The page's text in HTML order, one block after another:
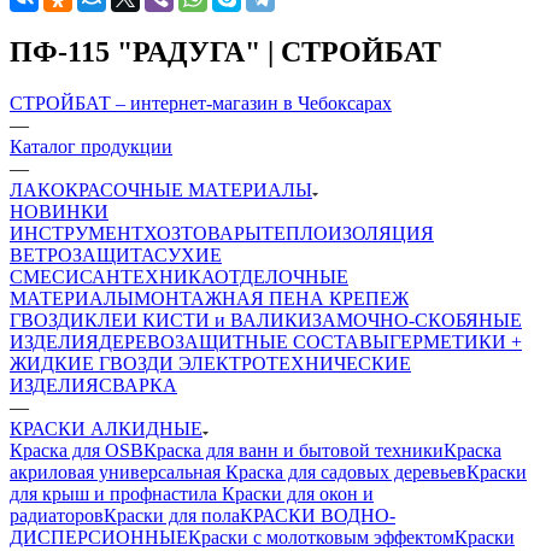
ПФ-115 "РАДУГА" | СТРОЙБАТ
СТРОЙБАТ – интернет-магазин в Чебоксарах
—
Каталог продукции
—
ЛАКОКРАСОЧНЫЕ МАТЕРИАЛЫ
НОВИНКИ
ИНСТРУМЕНТХОЗТОВАРЫТЕПЛОИЗОЛЯЦИЯ
ВЕТРОЗАЩИТАСУХИЕ
СМЕСИСАНТЕХНИКАОТДЕЛОЧНЫЕ
МАТЕРИАЛЫМОНТАЖНАЯ ПЕНА КРЕПЕЖ
ГВОЗДИКЛЕИ КИСТИ и ВАЛИКИЗАМОЧНО-СКОБЯНЫЕ
ИЗДЕЛИЯДЕРЕВОЗАЩИТНЫЕ СОСТАВЫГЕРМЕТИКИ +
ЖИДКИЕ ГВОЗДИ ЭЛЕКТРОТЕХНИЧЕСКИЕ
ИЗДЕЛИЯСВАРКА
—
КРАСКИ АЛКИДНЫЕ
Краска для OSBКраска для ванн и бытовой техникиКраска
акриловая универсальная Краска для садовых деревьевКраски
для крыш и профнастила Краски для окон и
радиаторовКраски для полаКРАСКИ ВОДНО-
ДИСПЕРСИОННЫЕКраски с молотковым эффектомКраски